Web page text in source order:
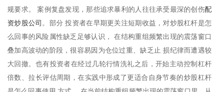
规要求。 案例复盘发现，那些追求暴利的人往往承受最深的创伤配
资炒股公司 。部分 投资者在早期更关注短期收益，对炒股杠杆是怎
么回事的风险属性缺乏足够认识， 在结构重组频繁出现的震荡窗口
叠加高波动的阶段，很容易因为仓位过重、缺乏止 损纪律而遭遇较
大回撤。也有投资者在经过几轮行情洗礼之后，开始主动控制杠杆
倍数、拉长评估周期，在实践中形成了更适合自身节奏的炒股杠杆